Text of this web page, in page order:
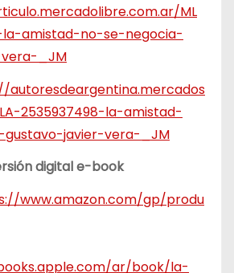
ML
la-amistad-no-se-negocia-
_JM
autoresdeargentina.mercados
2535937498-la-amistad-
gustavo-javier-vera-_JM
digital e-book
www.amazon.com/gp/produ
ar/book/la-